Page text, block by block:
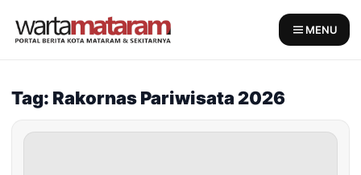
MENU
Tag: Rakornas Pariwisata 2026